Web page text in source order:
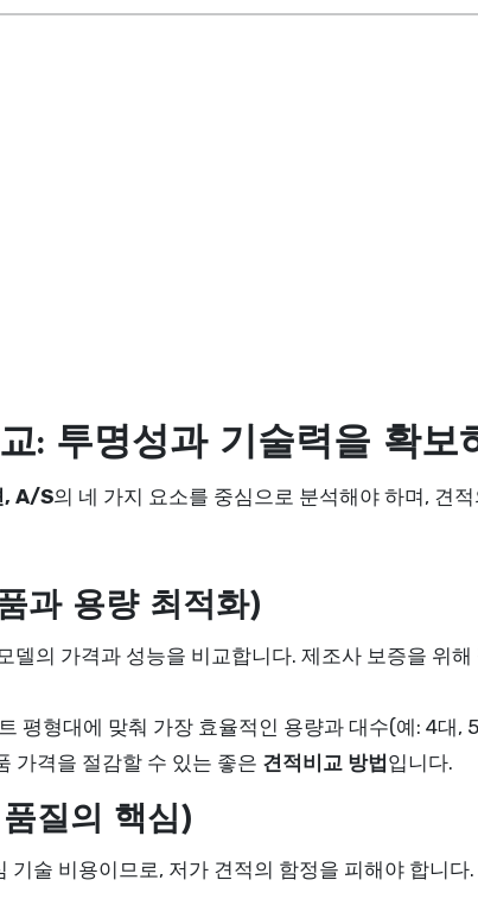
: 투명성과 기술력을 확보
, A/S의 네 가지 요소를 중심으로 분석해야 하며, 견
과 용량 최적화)
델의 가격과 성능을 비교합니다. 제조사 보증을 위해
평형대에 맞춰 가장 효율적인 용량과 대수(예: 4대,
가격을 절감할 수 있는 좋은 견적비교 방법입니다.
질의 핵심)
기술 비용이므로, 저가 견적의 함정을 피해야 합니다.